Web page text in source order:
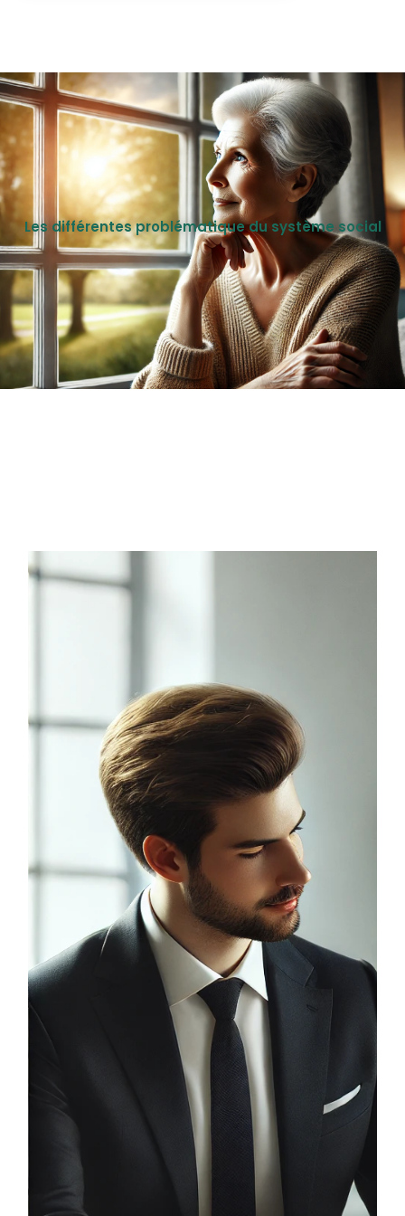
Les différentes problématique du système social